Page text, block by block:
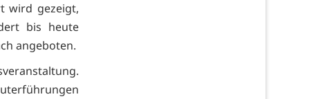
wird gezeigt,
bis heute
angeboten.